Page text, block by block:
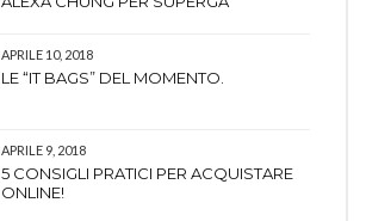
APRILE 10, 2018
LE “IT BAGS” DEL MOMENTO.
APRILE 9, 2018
5 CONSIGLI PRATICI PER ACQUISTARE
ONLINE!